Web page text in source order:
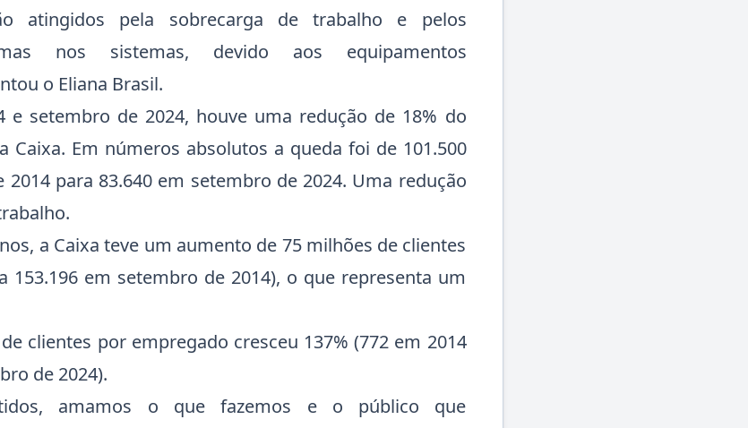
atingidos pela sobrecarga de trabalho e pelos
nos sistemas, devido aos equipamentos
o Eliana Brasil.
e setembro de 2024, houve uma redução de 18% do
Caixa. Em números absolutos a queda foi de 101.500
para 83.640 em setembro de 2024. Uma redução
a Caixa teve um aumento de 75 milhões de clientes
153.196 em setembro de 2014), o que representa um
clientes por empregado cresceu 137% (772 em 2014
de 2024).
amamos o que fazemos e o público que